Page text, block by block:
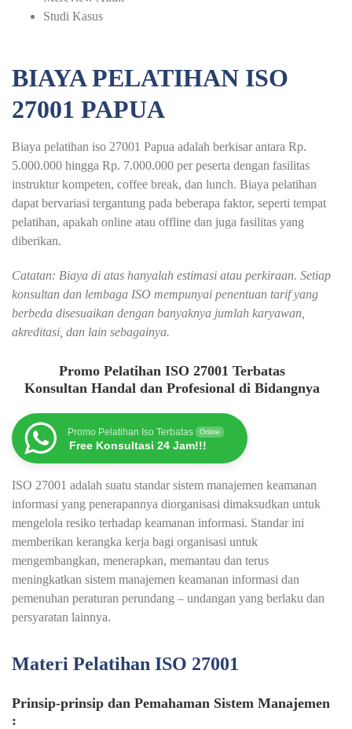
Studi Kasus
BIAYA PELATIHAN ISO
27001 PAPUA
Biaya pelatihan iso 27001 Papua adalah berkisar antara Rp.
5.000.000 hingga Rp. 7.000.000 per peserta dengan fasilitas
instruktur kompeten, coffee break, dan lunch. Biaya pelatihan
dapat bervariasi tergantung pada beberapa faktor, seperti tempat
pelatihan, apakah online atau offline dan juga fasilitas yang
diberikan.
Catatan: Biaya di atas hanyalah estimasi atau perkiraan. Setiap
konsultan dan lembaga ISO mempunyai penentuan tarif yang
berbeda disesuaikan dengan banyaknya jumlah karyawan,
akreditasi, dan lain sebagainya.
Promo Pelatihan ISO 27001 Terbatas
Konsultan Handal dan Profesional di Bidangnya
Promo Pelatihan Iso Terbatas Online
Free Konsultasi 24 Jam!!!
ISO 27001 adalah suatu standar sistem manajemen keamanan
informasi yang penerapannya diorganisasi dimaksudkan untuk
mengelola resiko terhadap keamanan informasi. Standar ini
memberikan kerangka kerja bagi organisasi untuk
mengembangkan, menerapkan, memantau dan terus
meningkatkan sistem manajemen keamanan informasi dan
pemenuhan peraturan perundang – undangan yang berlaku dan
persyaratan lainnya.
Materi Pelatihan ISO 27001
Prinsip-prinsip dan Pemahaman Sistem Manajemen
: